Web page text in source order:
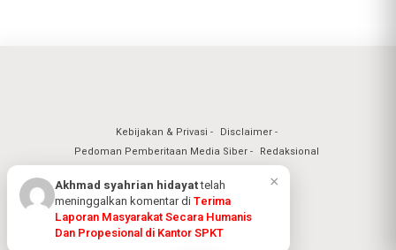
Kebijakan & Privasi
Disclaimer
Pedoman Pemberitaan Media Siber
Redaksional
Nuansa Realita Jaya 2026